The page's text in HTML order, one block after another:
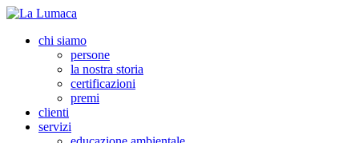
chi siamo
persone
la nostra storia
certificazioni
premi
clienti
servizi